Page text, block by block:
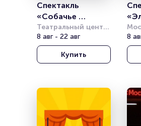
Спектакль
«Собачье
сердце»
Театральный центр
на Страстном
8 авг - 22 авг
Купить
8